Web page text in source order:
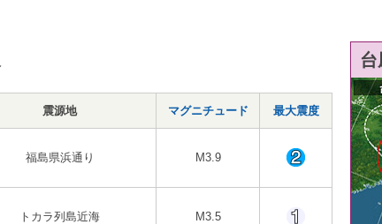
震源地 マグニチュード 最大震度
福島県浜通り M3.9
トカラ列島近海 M3.5